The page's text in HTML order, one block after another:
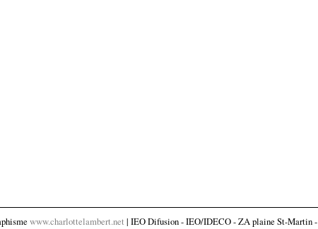
www.charlottelambert.net | IEO Difusion - IEO/IDECO - ZA plaine St-Martin -